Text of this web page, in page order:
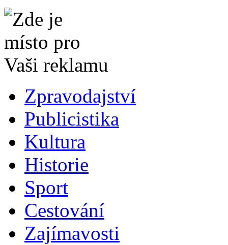
Zpravodajství
Publicistika
Kultura
Historie
Sport
Cestování
Zajímavosti